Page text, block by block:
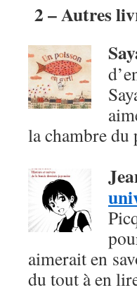
2 – Autres
la chambre
aimerait en
du tout à en